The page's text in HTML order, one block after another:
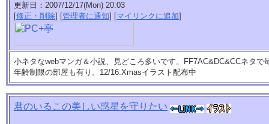
更新日：2007/12/17(Mon) 20:03
[修正・削除] [管理者に通知] [マイリンクに追加]
小ネタなwebマンガ＆小説、見どころ多いです。FF7AC&DC&CCネタで
年齢制限の部屋も有り。12/16:Xmasイラスト配布中
君のいるこの美しい惑星を守りたい